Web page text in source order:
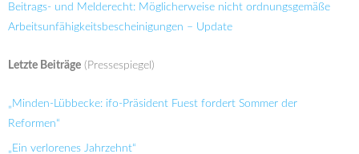
Beitrags- und Melderecht: Möglicherweise nicht ordnungsgemäße
Arbeitsunfähigkeitsbescheinigungen – Update
Letzte Beiträge (Pressespiegel)
„Minden-Lübbecke: ifo-Präsident Fuest fordert Sommer der
Reformen“
„Ein verlorenes Jahrzehnt“